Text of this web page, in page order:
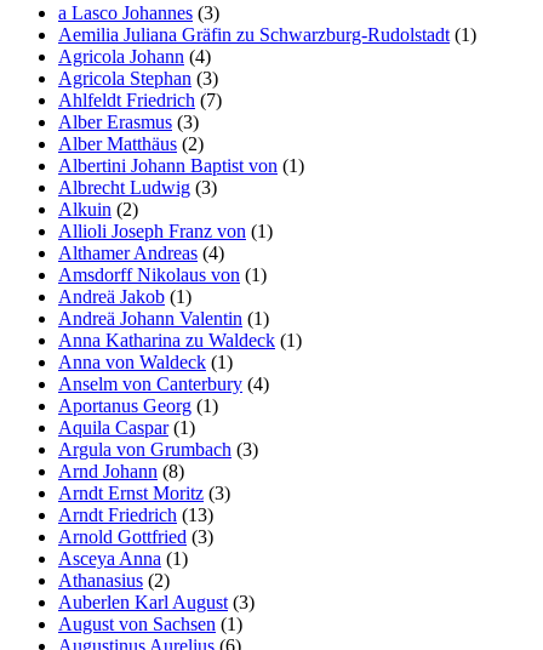
a Lasco Johannes (3)
Aemilia Juliana Gräfin zu Schwarzburg-Rudolstadt (1)
Agricola Johann (4)
Agricola Stephan (3)
Ahlfeldt Friedrich (7)
Alber Erasmus (3)
Alber Matthäus (2)
Albertini Johann Baptist von (1)
Albrecht Ludwig (3)
Alkuin (2)
Allioli Joseph Franz von (1)
Althamer Andreas (4)
Amsdorff Nikolaus von (1)
Andreä Jakob (1)
Andreä Johann Valentin (1)
Anna Katharina zu Waldeck (1)
Anna von Waldeck (1)
Anselm von Canterbury (4)
Aportanus Georg (1)
Aquila Caspar(1)
Argula von Grumbach (3)
Arnd Johann (8)
Arndt Ernst Moritz (3)
Arndt Friedrich (13)
Arnold Gottfried (3)
Asceya Anna (1)
Athanasius (2)
Auberlen Karl August (3)
August von Sachsen (1)
Augustinus Aurelius (6)